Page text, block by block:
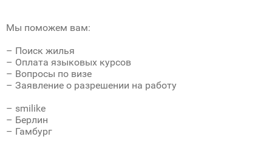
Мы поможем вам:
– Поиск жилья
– Oплата языковых курсов
– Вопросы по визе
– Заявление о разрешении на работу
– smilike
– Берлин
– Гамбург